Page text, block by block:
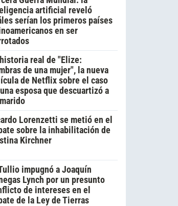
artificial reveló
serían los primeros países
en ser
real de "Elize:
de una mujer", la nueva
de Netflix sobre el caso
esposa que descuartizó a
Lorenzetti se metió en el
sobre la inhabilitación de
Kirchner
impugnó a Joaquín
Lynch por un presunto
de intereses en el
de la Ley de Tierras